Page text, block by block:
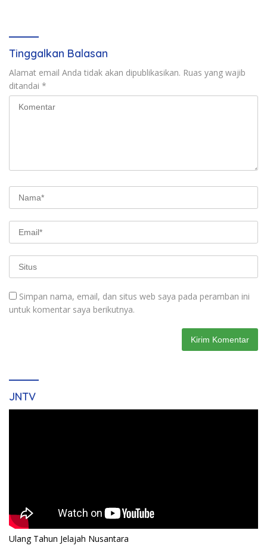
Tinggalkan Balasan
Alamat email Anda tidak akan dipublikasikan. Ruas yang wajib
ditandai *
Simpan nama, email, dan situs web saya pada peramban ini
untuk komentar saya berikutnya.
JNTV
Ulang Tahun Jelajah Nusantara